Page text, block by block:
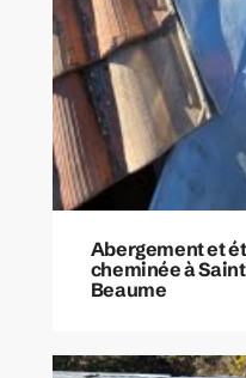
Abergement et
cheminée à
Beaume